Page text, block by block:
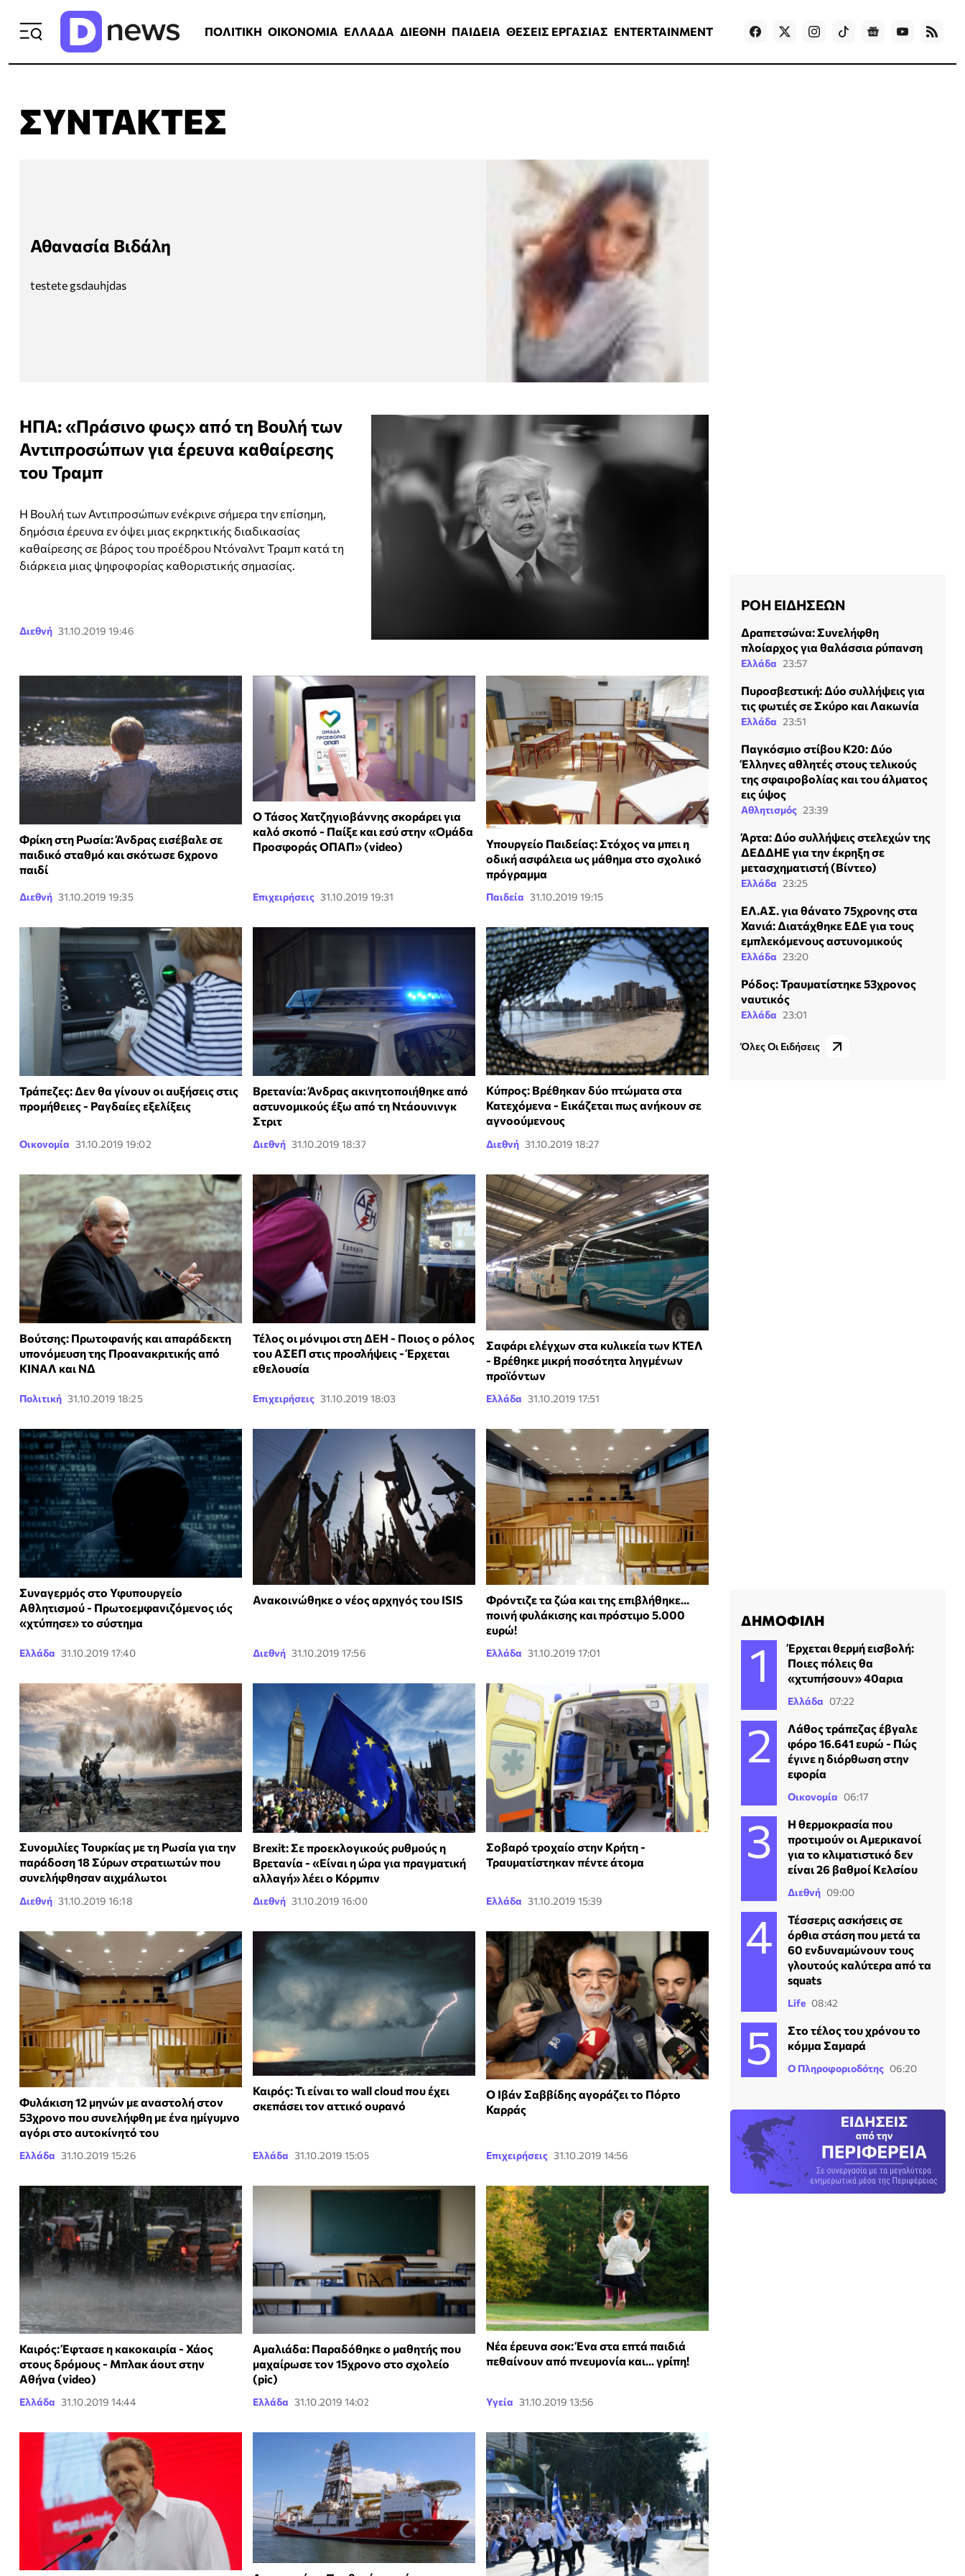
ΠΟΛΙΤΙΚΗ ΟΙΚΟΝΟΜΙΑ ΕΛΛΑΔΑ ΔΙΕΘΝΗ ΠΑΙΔΕΙΑ ΘΕΣΕΙΣ ΕΡΓΑΣΙΑΣ ENTERTAINMENT Games
ΣΥΝΤΆΚΤΕΣ
Αθανασία Βιδάλη
testete gsdauhjdas
ΗΠΑ: «Πράσινο φως» από τη Βουλή των
Αντιπροσώπων για έρευνα καθαίρεσης
του Τραμπ
H Βουλή των Αντιπροσώπων ενέκρινε σήμερα την επίσημη,
δημόσια έρευνα εν όψει μιας εκρηκτικής διαδικασίας
καθαίρεσης σε βάρος του προέδρου Ντόναλντ Τραμπ κατά τη
διάρκεια μιας ψηφοφορίας καθοριστικής σημασίας.
Διεθνή 31.10.2019 19:46
Φρίκη στη Ρωσία: Άνδρας εισέβαλε σε
παιδικό σταθμό και σκότωσε 6χρονο
παιδί
Διεθνή 31.10.2019 19:35
Ο Τάσος Χατζηγιοβάννης σκοράρει για
καλό σκοπό - Παίξε και εσύ στην «Ομάδα
Προσφοράς ΟΠΑΠ» (video)
Επιχειρήσεις 31.10.2019 19:31
Υπουργείο Παιδείας: Στόχος να μπει η
οδική ασφάλεια ως μάθημα στο σχολικό
πρόγραμμα
Παιδεία 31.10.2019 19:15
Τράπεζες: Δεν θα γίνουν οι αυξήσεις στις
προμήθειες - Ραγδαίες εξελίξεις
Οικονομία 31.10.2019 19:02
Βρετανία: Άνδρας ακινητοποιήθηκε από
αστυνομικούς έξω από τη Ντάουνινγκ
Στριτ
Διεθνή 31.10.2019 18:37
Κύπρος: Βρέθηκαν δύο πτώματα στα
Κατεχόμενα - Εικάζεται πως ανήκουν σε
αγνοούμενους
Διεθνή 31.10.2019 18:27
Βούτσης: Πρωτοφανής και απαράδεκτη
υπονόμευση της Προανακριτικής από
ΚΙΝΑΛ και ΝΔ
Πολιτική 31.10.2019 18:25
Τέλος οι μόνιμοι στη ΔΕΗ - Ποιος ο ρόλος
του ΑΣΕΠ στις προσλήψεις - Έρχεται
εθελουσία
Επιχειρήσεις 31.10.2019 18:03
Σαφάρι ελέγχων στα κυλικεία των ΚΤΕΛ
- Βρέθηκε μικρή ποσότητα ληγμένων
προϊόντων
Ελλάδα 31.10.2019 17:51
Συναγερμός στο Υφυπουργείο
Αθλητισμού - Πρωτοεμφανιζόμενος ιός
«χτύπησε» το σύστημα
Ελλάδα 31.10.2019 17:40
Ανακοινώθηκε ο νέος αρχηγός του ISIS
Διεθνή 31.10.2019 17:56
Φρόντιζε τα ζώα και της επιβλήθηκε...
ποινή φυλάκισης και πρόστιμο 5.000
ευρώ!
Ελλάδα 31.10.2019 17:01
Συνομιλίες Τουρκίας με τη Ρωσία για την
παράδοση 18 Σύρων στρατιωτών που
συνελήφθησαν αιχμάλωτοι
Διεθνή 31.10.2019 16:18
Brexit: Σε προεκλογικούς ρυθμούς η
Βρετανία - «Είναι η ώρα για πραγματική
αλλαγή» λέει ο Κόρμπιν
Διεθνή 31.10.2019 16:00
Σοβαρό τροχαίο στην Κρήτη -
Τραυματίστηκαν πέντε άτομα
Ελλάδα 31.10.2019 15:39
Φυλάκιση 12 μηνών με αναστολή στον
53χρονο που συνελήφθη με ένα ημίγυμνο
αγόρι στο αυτοκίνητό του
Ελλάδα 31.10.2019 15:26
Καιρός: Τι είναι το wall cloud που έχει
σκεπάσει τον αττικό ουρανό
Ελλάδα 31.10.2019 15:05
Ο Ιβάν Σαββίδης αγοράζει το Πόρτο
Καρράς
Επιχειρήσεις 31.10.2019 14:56
Καιρός: Έφτασε η κακοκαιρία - Χάος
στους δρόμους - Μπλακ άουτ στην
Αθήνα (video)
Ελλάδα 31.10.2019 14:44
Αμαλιάδα: Παραδόθηκε ο μαθητής που
μαχαίρωσε τον 15χρονο στο σχολείο
(pic)
Ελλάδα 31.10.2019 14:02
Νέα έρευνα σοκ: Ένα στα επτά παιδιά
πεθαίνουν από πνευμονία και... γρίπη!
Υγεία 31.10.2019 13:56
ΡΟΗ ΕΙΔΗΣΕΩΝ
Δραπετσώνα: Συνελήφθη
πλοίαρχος για θαλάσσια ρύπανση
Ελλάδα 23:57
Πυροσβεστική: Δύο συλλήψεις για
τις φωτιές σε Σκύρο και Λακωνία
Ελλάδα 23:51
Παγκόσμιο στίβου Κ20: Δύο
Έλληνες αθλητές στους τελικούς
της σφαιροβολίας και του άλματος
εις ύψος
Αθλητισμός 23:39
Άρτα: Δύο συλλήψεις στελεχών της
ΔΕΔΔΗΕ για την έκρηξη σε
μετασχηματιστή (Βίντεο)
Ελλάδα 23:25
ΕΛ.ΑΣ. για θάνατο 75χρονης στα
Χανιά: Διατάχθηκε ΕΔΕ για τους
εμπλεκόμενους αστυνομικούς
Ελλάδα 23:20
Ρόδος: Τραυματίστηκε 53χρονος
ναυτικός
Ελλάδα 23:01
Όλες Οι Ειδήσεις
ΔΗΜΟΦΙΛΗ
Έρχεται θερμή εισβολή:
Ποιες πόλεις θα
«χτυπήσουν» 40αρια
Ελλάδα 07:22
Λάθος τράπεζας έβγαλε
φόρο 16.641 ευρώ - Πώς
έγινε η διόρθωση στην
εφορία
Οικονομία 06:17
Η θερμοκρασία που
προτιμούν οι Αμερικανοί
για το κλιματιστικό δεν
είναι 26 βαθμοί Κελσίου
Διεθνή 09:00
Τέσσερις ασκήσεις σε
όρθια στάση που μετά τα
60 ενδυναμώνουν τους
γλουτούς καλύτερα από τα
squats
Life 08:42
Στο τέλος του χρόνου το
κόμμα Σαμαρά
Ο Πληροφοριοδότης 06:20